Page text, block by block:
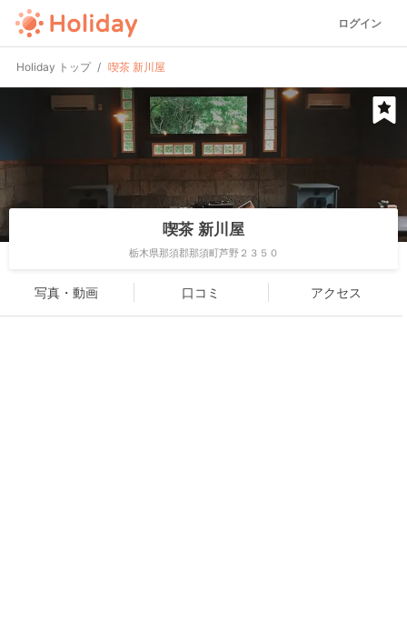
ログイン
Holiday トップ 喫茶 新川屋
喫茶 新川屋
栃木県那須郡那須町芦野２３５０
写真・動画 口コミ アクセス